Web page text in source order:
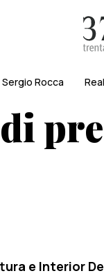
Sergio Rocca
e Interior